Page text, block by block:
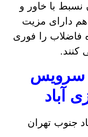
نسبط با خاور و
دارای مزیت
را فوری
کنند.
سرویس
آباد
جنوب تهران